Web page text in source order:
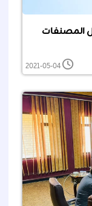
المصنفات
2021-05-04